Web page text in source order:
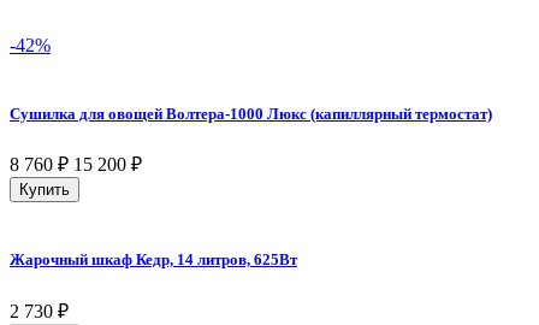
-42%
Сушилка для овощей Волтера-1000 Люкс (капиллярный термостат)
8 760 ₽ 15 200 ₽
Купить
Жарочный шкаф Кедр, 14 литров, 625Вт
2 730 ₽